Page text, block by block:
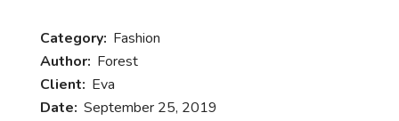
Category: Fashion
Author: Forest
Client: Eva
Date: September 25, 2019